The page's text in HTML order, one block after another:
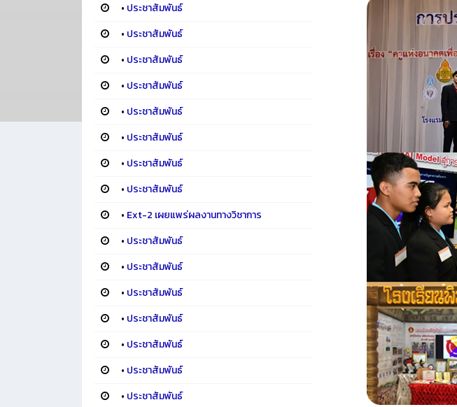
• ประชาสัมพันธ์
• ประชาสัมพันธ์
• ประชาสัมพันธ์
• ประชาสัมพันธ์
• ประชาสัมพันธ์
• ประชาสัมพันธ์
• ประชาสัมพันธ์
• ประชาสัมพันธ์
• Ext-2 เผยแพร่ผลงานทางวิชาการ
• ประชาสัมพันธ์
• ประชาสัมพันธ์
• ประชาสัมพันธ์
• ประชาสัมพันธ์
• ประชาสัมพันธ์
• ประชาสัมพันธ์
• ประชาสัมพันธ์